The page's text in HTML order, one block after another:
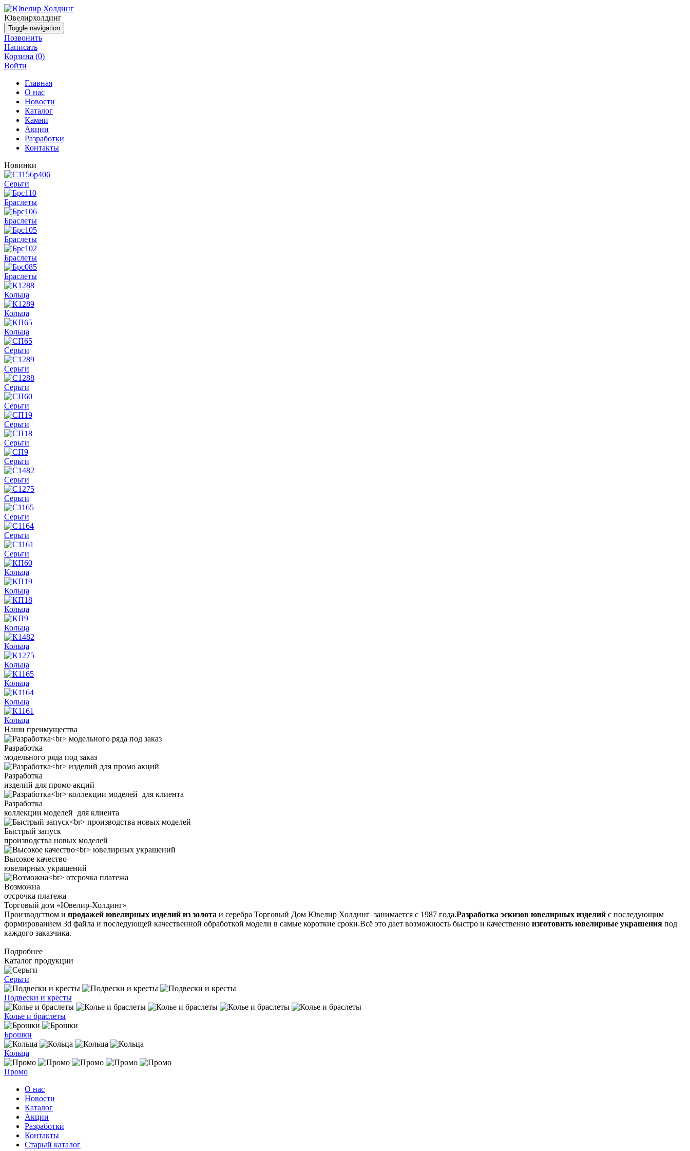
Ювелирхолдинг
Toggle navigation
Позвонить
Написать
Корзина (0)
Войти
Главная
О нас
Новости
Каталог
Камни
Акции
Разработки
Контакты
Новинки
Серьги
Браслеты
Браслеты
Браслеты
Браслеты
Браслеты
Кольца
Кольца
Кольца
Серьги
Серьги
Серьги
Серьги
Серьги
Серьги
Серьги
Серьги
Серьги
Серьги
Серьги
Серьги
Кольца
Кольца
Кольца
Кольца
Кольца
Кольца
Кольца
Кольца
Кольца
Наши преимущества
Разработка
модельного ряда под заказ
Разработка
изделий для промо акций
Разработка
коллекции моделей для клиента
Быстрый запуск
производства новых моделей
Высокое качество
ювелирных украшений
Возможна
отсрочка платежа
Торговый дом «Ювелир-Холдинг»
Производством и продажей ювелирных изделий из золота и серебра Торговый Дом Ювелир Холдинг занимается с 1987 года.Разработка эскизов ювелирных изделий с последующим
формированием 3d файла и последующей качественной обработкой модели в самые короткие сроки.Всё это дает возможность быстро и качественно изготовить ювелирные украшения под
каждого заказчика.
Подробнее
Каталог продукции
Серьги
Подвески и кресты
Колье и браслеты
Брошки
Кольца
Промо
О нас
Новости
Каталог
Акции
Разработки
Контакты
Старый каталог